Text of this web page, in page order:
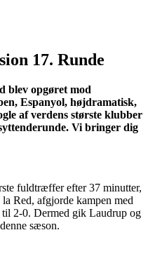
17. Runde
blev opgøret mod
Espanyol, højdramatisk,
af verdens største klubber
Vi bringer dig
fuldtræffer efter 37 minutter,
Red, afgjorde kampen med
til 2-0. Dermed gik Laudrup og
sæson.